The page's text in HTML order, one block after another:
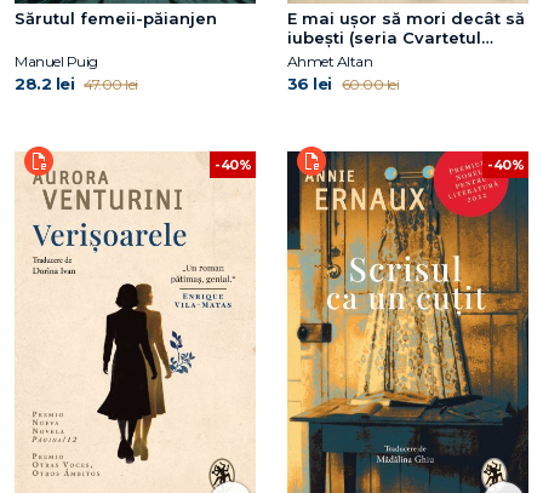
Sărutul femeii-păianjen
Manuel Puig
28.2 lei 47.00 lei
E mai ușor să mori decât să
iubești (seria Cvartetul
Otoman, vol.3)
Ahmet Altan
36 lei 60.00 lei
-40% -40%